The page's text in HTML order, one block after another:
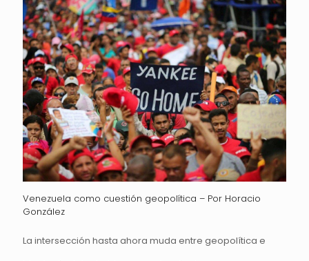
Venezuela como cuestión geopolítica – Por Horacio
González
La intersección hasta ahora muda entre geopolítica e